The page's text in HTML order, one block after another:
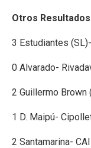
Otros
3 Estudiantes
0 Alvarado-
2 Guillermo Brown
1 D. Maipú-
2 Santamarina-